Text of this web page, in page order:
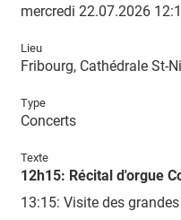
mercredi 22.07.2026
Lieu
Fribourg, Cathédrale St-
Type
Concerts
Texte
12h15: Récital d'orgue
13:15: Visite des